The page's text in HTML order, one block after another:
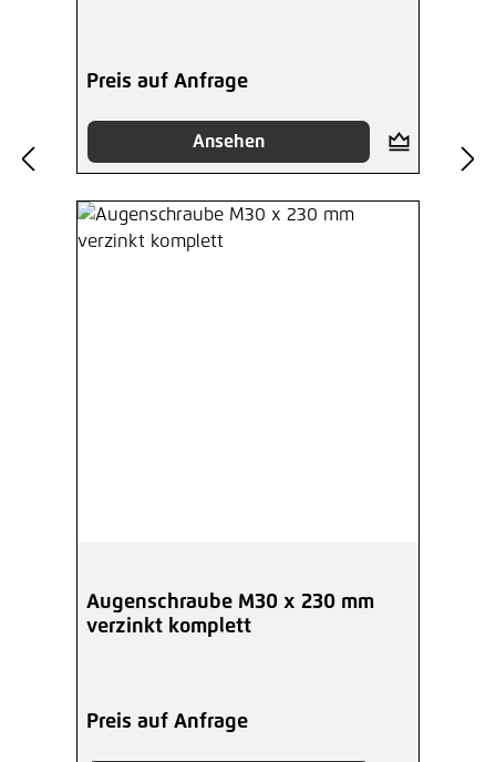
Preis auf Anfrage
Ansehen
Augenschraube M30 x 230 mm
verzinkt komplett
Preis auf Anfrage